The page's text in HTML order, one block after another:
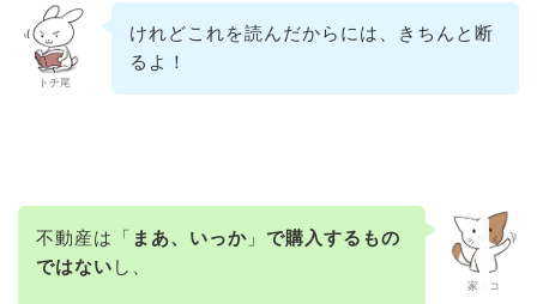
トチ尾
けれどこれを読んだからには、きちんと断
るよ！
家ネコ
不動産は「 まあ、いっか」 で購入するもの
ではない し、